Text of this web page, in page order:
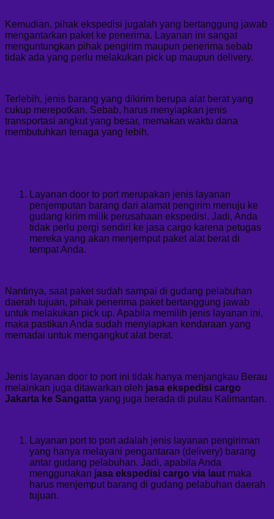
Kemudian, pihak ekspedisi jugalah yang bertanggung jawab
mengantarkan paket ke penerima. Layanan ini sangat
menguntungkan pihak pengirim maupun penerima sebab
tidak ada yang perlu melakukan pick up maupun delivery.
Terlebih, jenis barang yang dikirim berupa alat berat yang
cukup merepotkan. Sebab, harus menyiapkan jenis
transportasi angkut yang besar, memakan waktu dana
membutuhkan tenaga yang lebih.
Layanan door to port merupakan jenis layanan
penjemputan barang dari alamat pengirim menuju ke
gudang kirim milik perusahaan ekspedisi. Jadi, Anda
tidak perlu pergi sendiri ke jasa cargo karena petugas
mereka yang akan menjemput paket alat berat di
tempat Anda.
Nantinya, saat paket sudah sampai di gudang pelabuhan
daerah tujuan, pihak penerima paket bertanggung jawab
untuk melakukan pick up. Apabila memilih jenis layanan ini,
maka pastikan Anda sudah menyiapkan kendaraan yang
memadai untuk mengangkut alat berat.
Jenis layanan door to port ini tidak hanya menjangkau Berau
melainkan juga ditawarkan oleh jasa ekspedisi cargo
Jakarta ke Sangatta yang juga berada di pulau Kalimantan.
Layanan port to port adalah jenis layanan pengiriman
yang hanya melayani pengantaran (delivery) barang
antar gudang pelabuhan. Jadi, apabila Anda
menggunakan jasa ekspedisi cargo via laut maka
harus menjemput barang di gudang pelabuhan daerah
tujuan.